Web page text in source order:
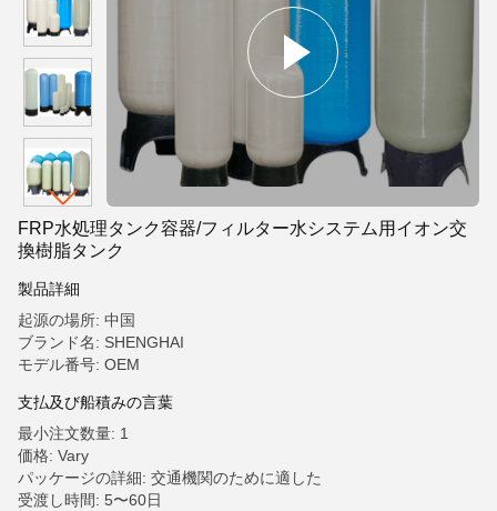
FRP水処理タンク容器/フィルター水システム用イオン交
換樹脂タンク
製品詳細
起源の場所: 中国
ブランド名: SHENGHAI
モデル番号: OEM
支払及び船積みの言葉
最小注文数量: 1
価格: Vary
パッケージの詳細: 交通機関のために適した
受渡し時間: 5〜60日